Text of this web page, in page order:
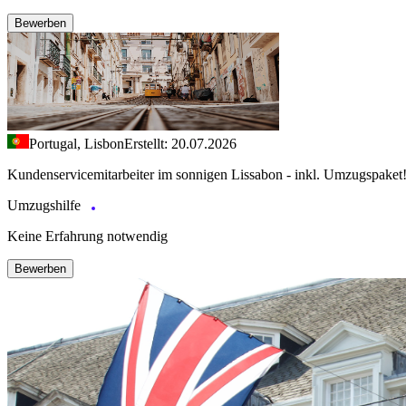
Bewerben
Portugal, LisbonErstellt: 20.07.2026
Kundenservicemitarbeiter im sonnigen Lissabon - inkl. Umzugspaket!
Umzugshilfe
Keine Erfahrung notwendig
Bewerben